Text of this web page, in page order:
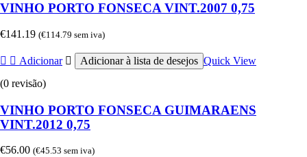
VINHO PORTO FONSECA VINT.2007 0,75
€141.19 (€114.79 sem iva)
Adicionar Adicionar à lista de desejos Quick View
(0 revisão)
VINHO PORTO FONSECA GUIMARAENS
VINT.2012 0,75
€56.00 (€45.53 sem iva)